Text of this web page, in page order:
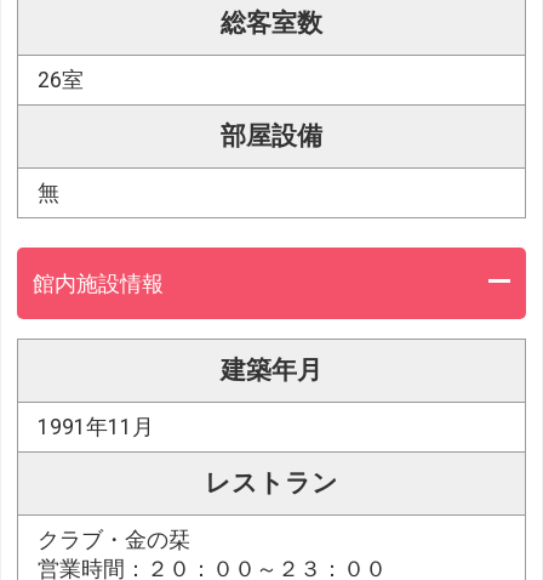
総客室数
26室
部屋設備
無
館内施設情報
建築年月
1991年11月
レストラン
クラブ・金の栞
営業時間：２０：００～２３：００